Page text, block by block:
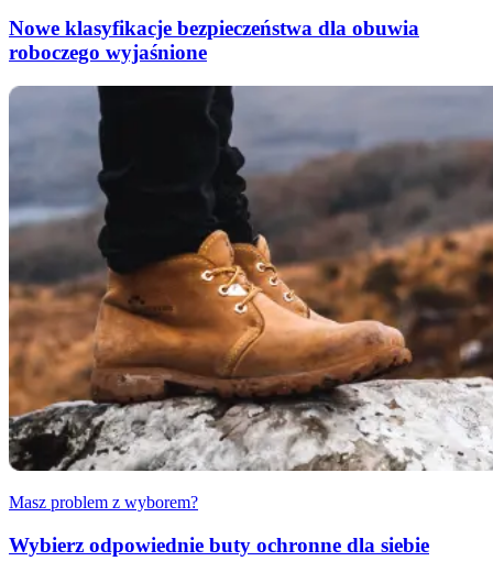
Nowe klasyfikacje bezpieczeństwa dla obuwia
roboczego wyjaśnione
Masz problem z wyborem?
Wybierz odpowiednie buty ochronne dla siebie